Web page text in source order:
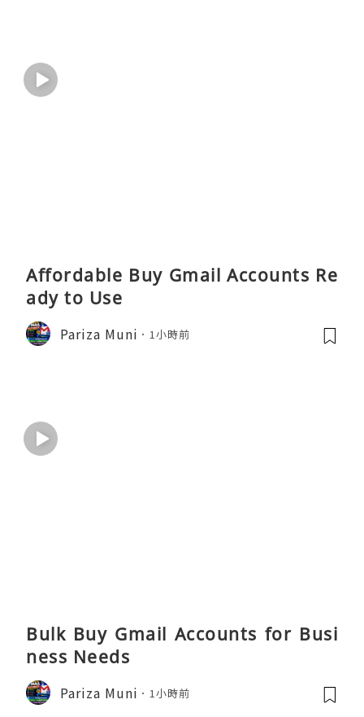
Affordable Buy Gmail Accounts Re
ady to Use
Pariza Muni 1小時前
Bulk Buy Gmail Accounts for Busi
ness Needs
Pariza Muni 1小時前